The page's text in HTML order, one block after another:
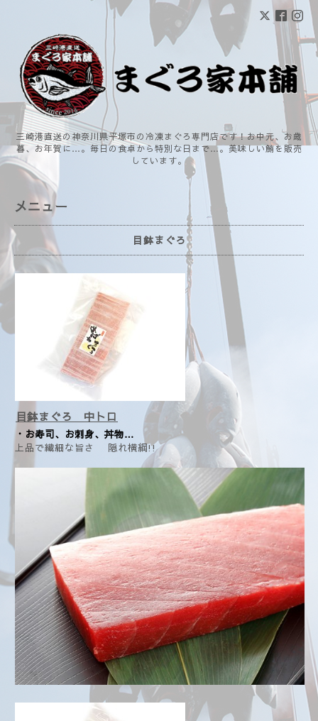
三崎港直送の神奈川県平塚市の冷凍まぐろ専門店です！お中元、お歳
暮、お年賀に…。毎日の食卓から特別な日まで…。美味しい鮪を販売
しています。
メニュー
目鉢まぐろ
目鉢まぐろ 中トロ
・お寿司、お刺身、丼物…
上品で繊細な旨さ 隠れ横綱!!